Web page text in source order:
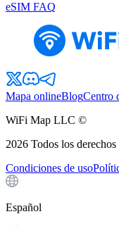
eSIM FAQ
Mapa onlineBlogCentro
WiFi Map LLC ©
2026 Todos los derechos
Condiciones de uso
Español